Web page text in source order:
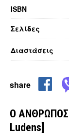
Διαστάσεις
ISBN
Σελίδες
share
Ο ΑΝΘΡΩΠΟΣ
Ludens]